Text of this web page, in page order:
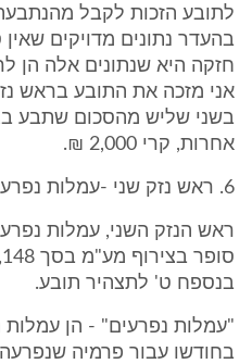
לתובע הזכות לקבל
בהעדר נתונים מדויקים
חזקה היא שנתונים אלה הן
אני מזכה את התובע בראש
בשני שליש מהסכום שתבע
אחרות, קרי 2,000 ₪.
6. ראש נזק שני -עמלות נפרעים
ראש הנזק השני, עמלות
בנספח ט' לתצהיר תובע.
"עמלות נפרעים" - הן
בחודשו עבור פרמיה